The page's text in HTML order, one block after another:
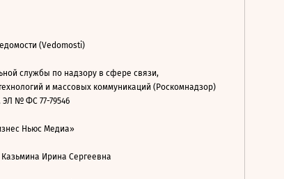
(Vedomosti)
службы по надзору в сфере связи,
и массовых коммуникаций (Роскомнадзор)
ЭЛ № ФС 77-79546
Ньюс Медиа»
Ирина Сергеевна